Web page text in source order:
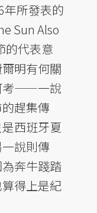
年所發表的
Sun Also
的代表意
明有何關
考——一說
趕集傳
西班牙夏
說則傳
奔牛踐踏
得上是紀